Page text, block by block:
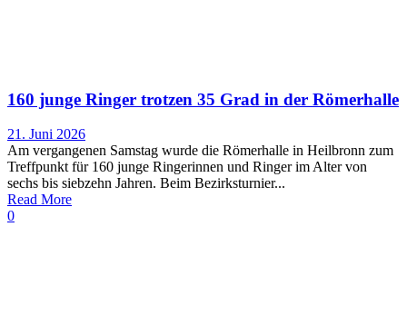
160 junge Ringer trotzen 35 Grad in der Römerhalle
21. Juni 2026
Am vergangenen Samstag wurde die Römerhalle in Heilbronn zum
Treffpunkt für 160 junge Ringerinnen und Ringer im Alter von
sechs bis siebzehn Jahren. Beim Bezirksturnier...
Read More
0